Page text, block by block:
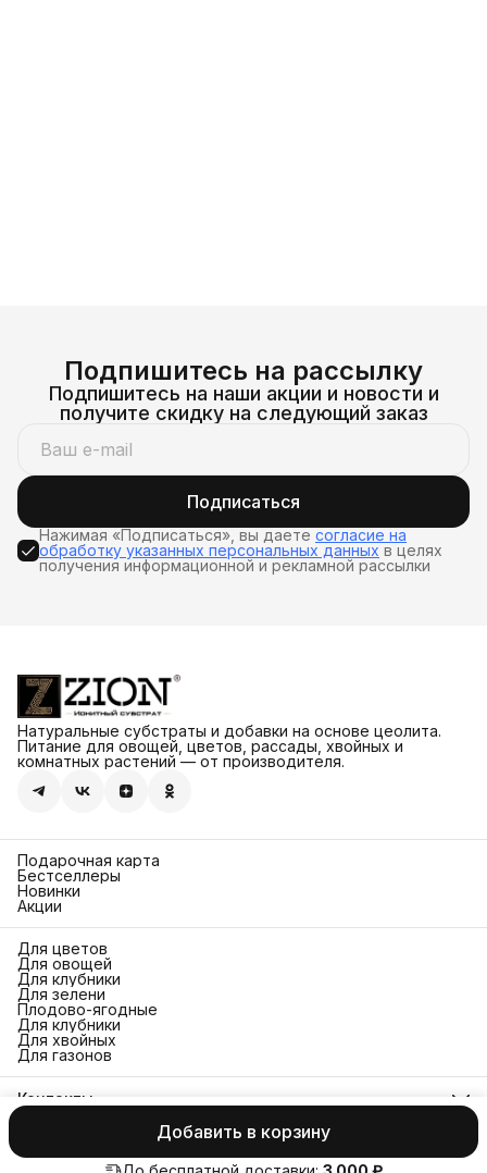
Добавить в корзину
Подпишитесь на рассылку
Подпишитесь на наши акции и новости и
получите скидку на следующий заказ
Подписаться
Нажимая «Подписаться», вы даете согласие на
обработку указанных персональных данных в целях
получения информационной и рекламной рассылки
Натуральные субстраты и добавки на основе цеолита.
Питание для овощей, цветов, рассады, хвойных и
комнатных растений — от производителя.
Подарочная карта
Бестселлеры
Новинки
Акции
Для цветов
Для овощей
Для клубники
Для зелени
Плодово-ягодные
Для клубники
Для хвойных
Для газонов
Контакты
115432, г. Москва, Проектируемый проезд 4062, дом 6,
строение 16
© 2026 ZIONОплатаДоставкаПравила возвратаРеквизиты